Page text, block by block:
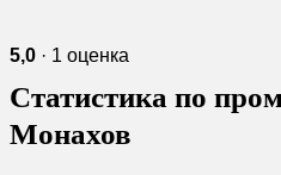
5,0 · 1 оценка
Статистика по
Монахов